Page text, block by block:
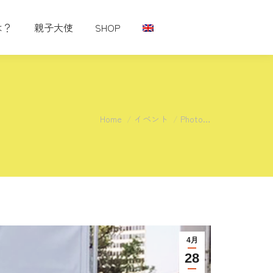
親子大使 SHOP
You are here:
Home イベント Photo…
4月
28